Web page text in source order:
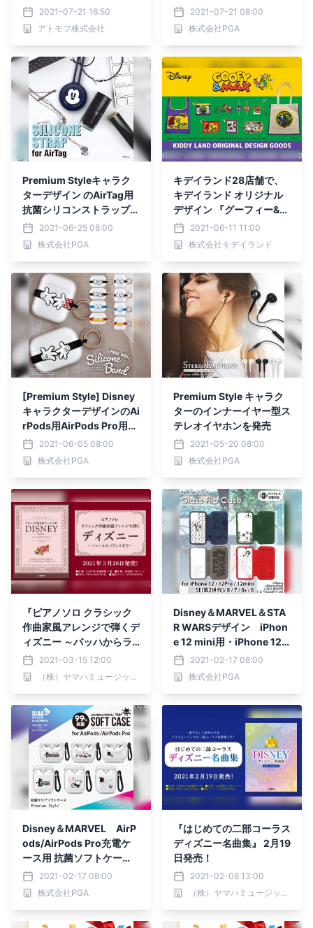
Disneyが展示販売されて
います
2021-07-21 16:50
アトモフ株式会社
デザイングッズを新発売
2021-07-21 08:00
株式会社PGA
Premium Styleキャラク
ターデザイン のAirTag用
抗菌シリコンストラップを
発売します
2021-06-25 08:00
株式会社PGA
キデイランド28店舗で、
キデイランド オリジナル
デザイン 『グーフィー&マ
ックス』新商品発売!! 202
1年6月19日(土)～
2021-06-11 11:00
株式会社キデイランド
[Premium Style] Disney
キャラクターデザインのAi
rPods用AirPods Pro用シ
リコンバンドを発売
2021-06-05 08:00
株式会社PGA
Premium Style キャラク
ターのインナーイヤー型ス
テレオイヤホンを発売
2021-05-20 08:00
株式会社PGA
『ピアノソロ クラシック
作曲家風アレンジで弾くデ
ィズニー ～バッハからラ
ヴェルまで～』 3月26日
発売！
2021-03-15 12:00
（株）ヤマハミュージックエンタテインメントホールディングス
Disney＆MARVEL＆STA
R WARSデザイン iPhon
e 12 mini用・iPhone 12/1
2 Pro用・ iPhone SE第二
世代/8/7/6s/6用 ガラスフ
リップケース Premium
2021-02-17 08:00
株式会社PGA
Disney＆MARVEL AirP
ods/AirPods Pro充電ケ
ース用 抗菌ソフトケー
ス Premium Styleより
販売を開始致しました
2021-02-17 08:00
株式会社PGA
『はじめての二部コーラス
ディズニー名曲集』 2月19
日発売！
2021-02-08 13:00
（株）ヤマハミュージックエンタテインメントホールディングス